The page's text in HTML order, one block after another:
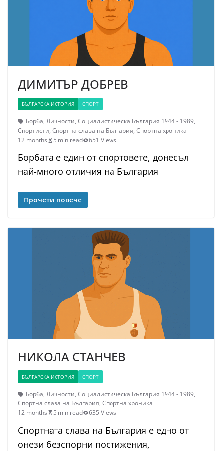
ДИМИТЪР ДОБРЕВ
БЪЛГАРСКА ИСТОРИЯ СПОРТ
Борба, Личности, Социалистическа България 1944 - 1989,
Спортисти, Спортна слава на България, Спортна хроника
12 months
5 min read 651 Views
Борбата е един от спортовете, донесъл
най-много отличия на България
Прочети повече
НИКОЛА СТАНЧЕВ
БЪЛГАРСКА ИСТОРИЯ СПОРТ
Борба, Личности, Социалистическа България 1944 - 1989,
Спортна слава на България, Спортна хроника
12 months
5 min read 635 Views
Спортната слава на България е едно от
онези безспорни постижения,